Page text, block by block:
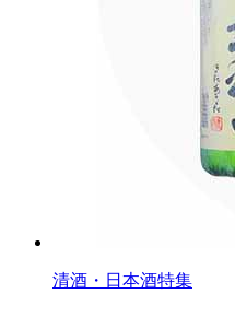
清酒・日本酒特集